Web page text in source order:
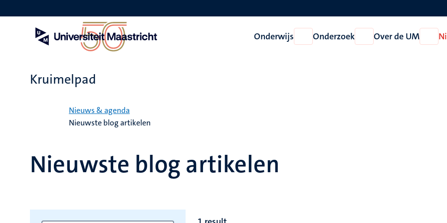
en
Onderwijs
Open
Onderwijs
Onderzoek
Open
Onderzoek
Over de UM
Open
Over
Kruimelpad
Nieuws & agenda
Nieuwste blog artikelen
Nieuwste blog artikelen